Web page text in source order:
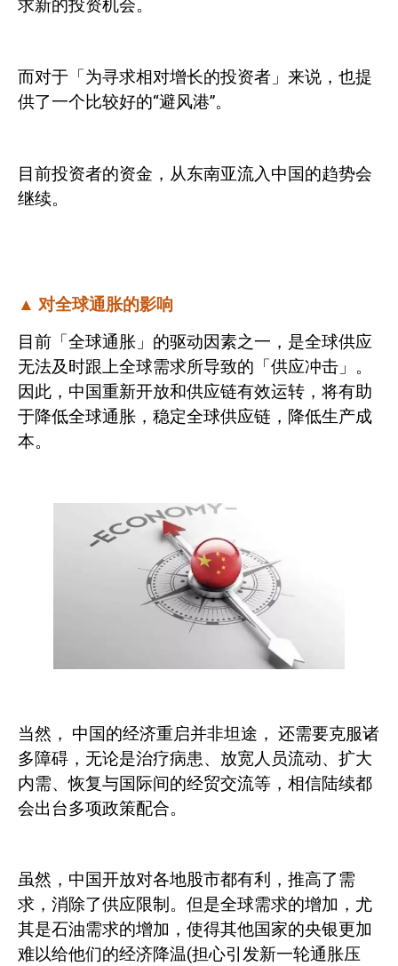
求新的投资机会。
而对于「为寻求相对增长的投资者」来说，也提
供了一个比较好的“避风港”。
目前投资者的资金，从东南亚流入中国的趋势会
继续。
▲ 对全球通胀的影响
目前「全球通胀」的驱动因素之一，是全球供应
无法及时跟上全球需求所导致的「供应冲击」。
因此，中国重新开放和供应链有效运转，将有助
于降低全球通胀，稳定全球供应链，降低生产成
本。
当然， 中国的经济重启并非坦途， 还需要克服诸
多障碍，无论是治疗病患、放宽人员流动、扩大
内需、恢复与国际间的经贸交流等，相信陆续都
会出台多项政策配合。
虽然，中国开放对各地股市都有利，推高了需
求，消除了供应限制。但是全球需求的增加，尤
其是石油需求的增加，使得其他国家的央银更加
难以给他们的经济降温(担心引发新一轮通胀压